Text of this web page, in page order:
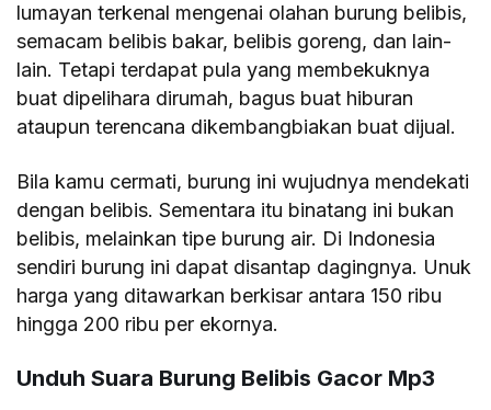
lumayan terkenal mengenai olahan burung belibis,
semacam belibis bakar, belibis goreng, dan lain-
lain. Tetapi terdapat pula yang membekuknya
buat dipelihara dirumah, bagus buat hiburan
ataupun terencana dikembangbiakan buat dijual.
Bila kamu cermati, burung ini wujudnya mendekati
dengan belibis. Sementara itu binatang ini bukan
belibis, melainkan tipe burung air. Di Indonesia
sendiri burung ini dapat disantap dagingnya. Unuk
harga yang ditawarkan berkisar antara 150 ribu
hingga 200 ribu per ekornya.
Unduh Suara Burung Belibis Gacor Mp3